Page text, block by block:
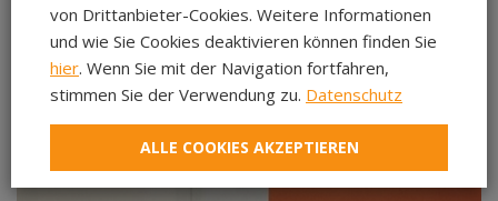
Haus der Begegnung Okt 2026
Aug 2026
Sep 2026
Okt 2026
Nov 2026
von Drittanbieter-Cookies. Weitere Informationen
und wie Sie Cookies deaktivieren können finden Sie
hier. Wenn Sie mit der Navigation fortfahren,
stimmen Sie der Verwendung zu. Datenschutz
ALLE COOKIES AKZEPTIEREN